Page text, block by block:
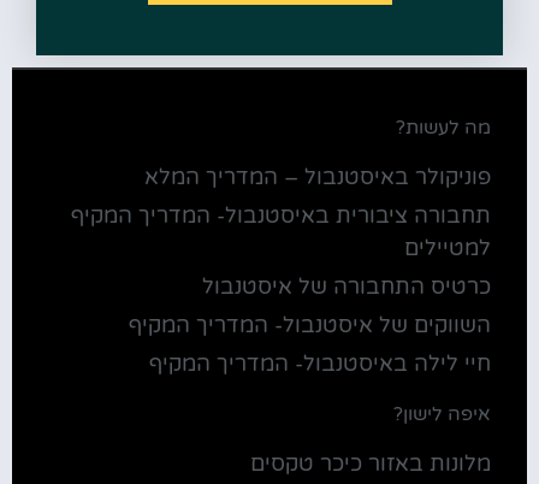
מה לעשות?
פוניקולר באיסטנבול – המדריך המלא
תחבורה ציבורית באיסטנבול- המדריך המקיף
למטיילים
כרטיס התחבורה של איסטנבול
השווקים של איסטנבול- המדריך המקיף
חיי לילה באיסטנבול- המדריך המקיף
איפה לישון?
מלונות באזור כיכר טקסים